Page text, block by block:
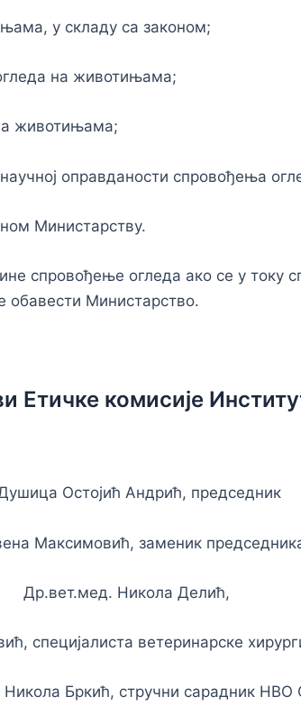
у складу са законом;
на животињама;
животињама;
оправданости спровођења
Министарству.
спровођење огледа ако се у
обавести Министарство.
Етичке комисије
Остојић Андрић, председник
Максимовић, заменик
Др.вет.мед. Никола Делић,
специјалиста ветеринарске
Бркић, стручни сарадник